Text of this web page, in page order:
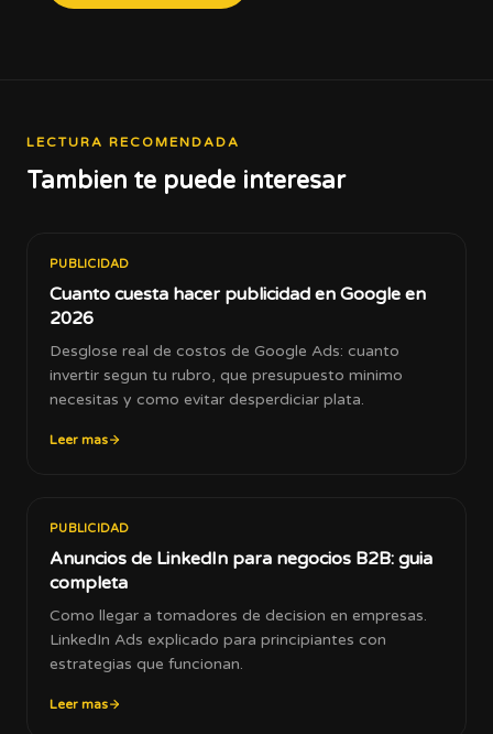
LECTURA RECOMENDADA
Tambien te puede interesar
PUBLICIDAD
Cuanto cuesta hacer publicidad en Google en
2026
Desglose real de costos de Google Ads: cuanto
invertir segun tu rubro, que presupuesto minimo
necesitas y como evitar desperdiciar plata.
Leer mas
PUBLICIDAD
Anuncios de LinkedIn para negocios B2B: guia
completa
Como llegar a tomadores de decision en empresas.
LinkedIn Ads explicado para principiantes con
estrategias que funcionan.
Leer mas